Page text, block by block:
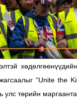
“Unite the
улс төрийн